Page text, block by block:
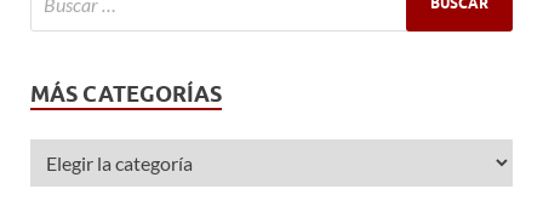
MÁS CATEGORÍAS